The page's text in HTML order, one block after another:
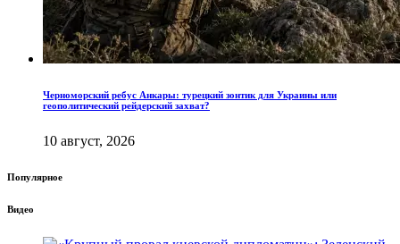
Черноморский ребус Анкары: турецкий зонтик для Украины или
геополитический рейдерский захват?
10 август, 2026
Популярное
Видео